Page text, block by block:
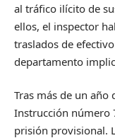
al tráfico ilícito de
ellos, el inspector
traslados de
departamento
Tras más de un año
Instrucción número
prisión provisional.